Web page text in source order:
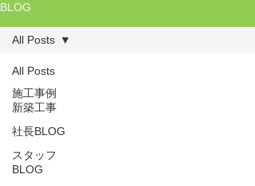
BLOG
All Posts
施工事例
新築工事
社長BLOG
スタッフ
BLOG
All Posts